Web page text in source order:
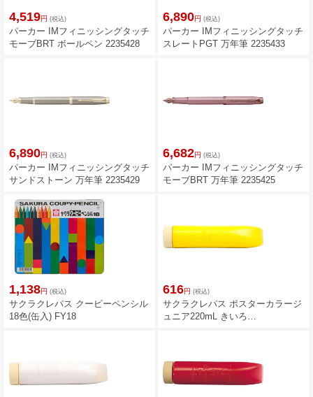
4,519円 (税込)
パーカー IMフィニッシングタッチ
モーブBRT ボールペン 2235428
6,890円 (税込)
パーカー IMフィニッシングタッチ
スレートPGT 万年筆 2235433
6,890円 (税込)
パーカー IMフィニッシングタッチ
サンドストーン 万年筆 2235429
6,682円 (税込)
パーカー IMフィニッシングタッチ
モーブBRT 万年筆 2235425
1,138円 (税込)
サクラクレパス クーピーペンシル
18色(缶入) FY18
616円 (税込)
サクラクレパス ポスターカラージ
ュニア220mL きいろ